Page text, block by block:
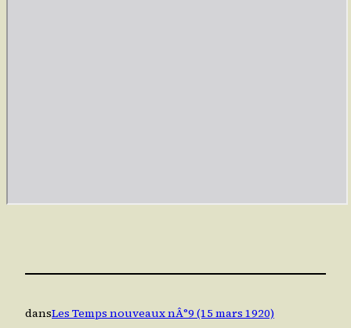
dansLes Temps nouveaux nÂ°9 (15 mars 1920)